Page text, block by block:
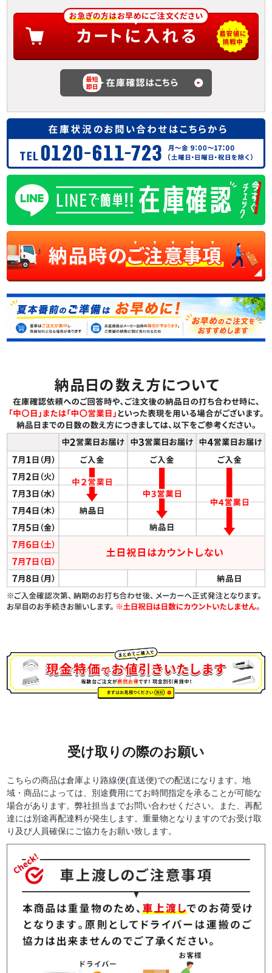
受け取りの際のお願い
こちらの商品は倉庫より路線便(直送便)での配送になります。地
域・商品によっては、別途費用にてお時間指定を承ることが可能な
場合があります。弊社担当までお問い合わせください。また、再配
達には別途再配達料が発生します。重量物となりますのでお受け取
り及び人員確保にご協力をお願い致します。